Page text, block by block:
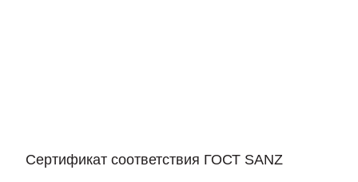
Сертификат соответствия ГОСТ SANZ